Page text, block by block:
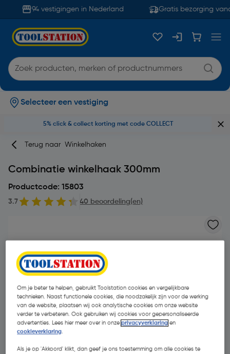
94 vestigingen in Nederland Gratis bezorging
Selecteer een vestiging
5% click & collect korting met code COLLECT
Terug naar Winkelhaken
Combinatie winkelhaak 300mm
Productcode: 15803
3.7 40 beoordeling(en)
Om je beter te helpen, gebruikt Toolstation cookies en vergelijkbare
technieken. Naast functionele cookies, die noodzakelijk zijn voor de werking
van de website, plaatsen wij ook analytische cookies om onze website
verder te verbeteren. Ook gebruiken wij cookies voor gepersonaliseerde
advertenties. Lees hier meer over in onzeprivacyverklaring en
cookieverklaring.
Als je op 'Akkoord' klikt, dan geef je ons toestemming om alle cookies te